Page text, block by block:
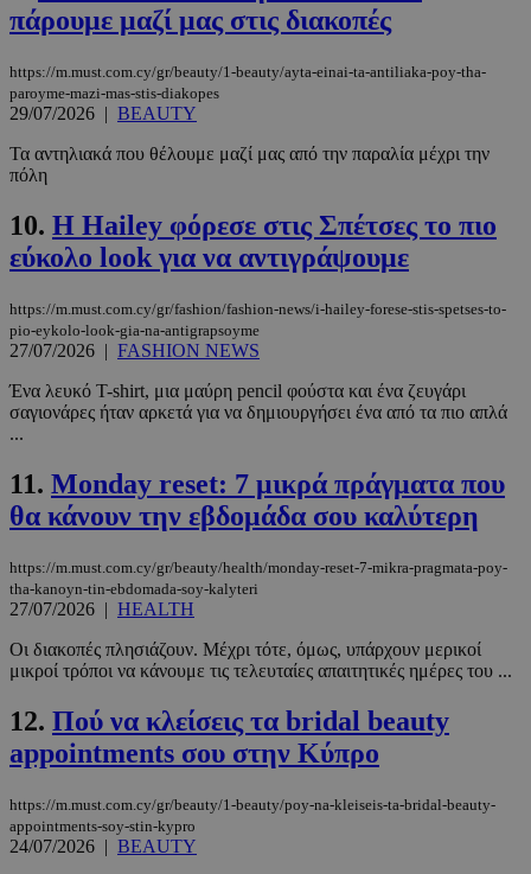
πάρουμε μαζί μας στις διακοπές
https://m.must.com.cy/gr/beauty/1-beauty/ayta-einai-ta-antiliaka-poy-tha-
paroyme-mazi-mas-stis-diakopes
29/07/2026 | BEAUTY
Τα αντηλιακά που θέλουμε μαζί μας από την παραλία μέχρι την
πόλη
10. Η Hailey φόρεσε στις Σπέτσες το πιο
εύκολο look για να αντιγράψουμε
https://m.must.com.cy/gr/fashion/fashion-news/i-hailey-forese-stis-spetses-to-
pio-eykolo-look-gia-na-antigrapsoyme
27/07/2026 | FASHION NEWS
Ένα λευκό T-shirt, μια μαύρη pencil φούστα και ένα ζευγάρι
σαγιονάρες ήταν αρκετά για να δημιουργήσει ένα από τα πιο απλά
...
11. Monday reset: 7 μικρά πράγματα που
θα κάνουν την εβδομάδα σου καλύτερη
https://m.must.com.cy/gr/beauty/health/monday-reset-7-mikra-pragmata-poy-
tha-kanoyn-tin-ebdomada-soy-kalyteri
27/07/2026 | HEALTH
Οι διακοπές πλησιάζουν. Μέχρι τότε, όμως, υπάρχουν μερικοί
μικροί τρόποι να κάνουμε τις τελευταίες απαιτητικές ημέρες του ...
12. Πού να κλείσεις τα bridal beauty
appointments σου στην Κύπρο
https://m.must.com.cy/gr/beauty/1-beauty/poy-na-kleiseis-ta-bridal-beauty-
appointments-soy-stin-kypro
24/07/2026 | BEAUTY